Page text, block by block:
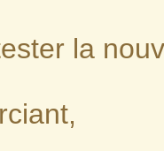
la